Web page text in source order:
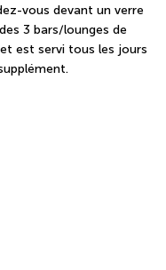
vous devant un verre
3 bars/lounges de
est servi tous les jours